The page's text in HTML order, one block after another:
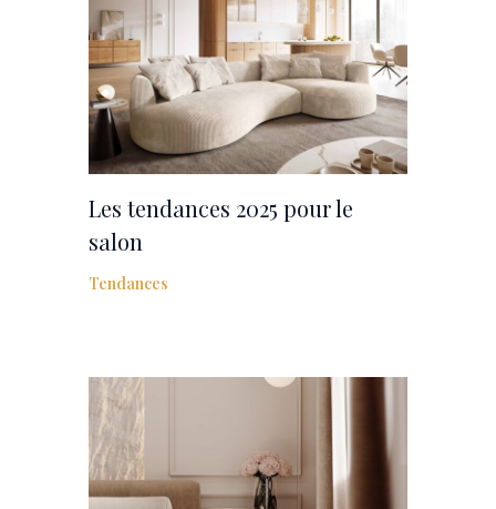
Les tendances 2025 pour le
salon
Tendances